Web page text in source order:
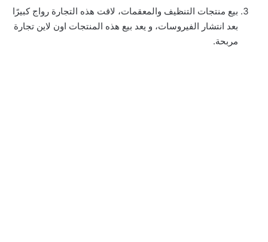
بيع منتجات التنظيف والمعقمات، لاقت هذه التجارة رواج كبيرًا
بعد انتشار الفيروسات، و يعد بيع هذه المنتجات اون لاين تجارة
مربحة.